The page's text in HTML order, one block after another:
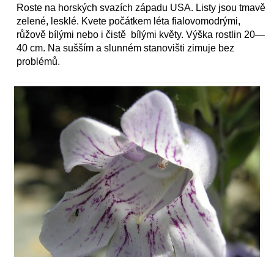
Roste na horských svazích západu USA. Listy jsou tmavě
zelené, lesklé. Kvete počátkem léta fialovomodrými,
růžově bílými nebo i čistě bílými květy. Výška rostlin 20—
40 cm. Na sušším a slunném stanovišti zimuje bez
problémů.